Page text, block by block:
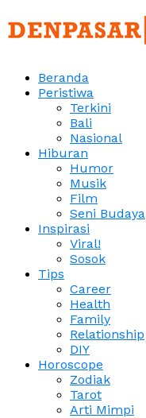
Beranda
Peristiwa
Terkini
Bali
Nasional
Hiburan
Humor
Musik
Film
Seni Budaya
Inspirasi
Viral!
Sosok
Tips
Career
Health
Family
Relationship
DIY
Horoscope
Zodiak
Tarot
Arti Mimpi